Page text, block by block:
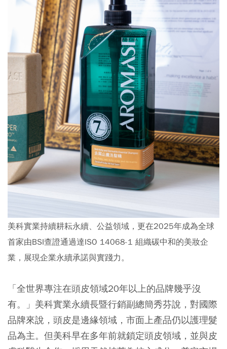
美科實業持續耕耘永續、公益領域，更在2025年成為全球
首家由BSI查證通過達ISO 14068-1 組織碳中和的美妝企
業，展現企業永續承諾與實踐力。
「全世界專注在頭皮領域20年以上的品牌幾乎沒
有。」美科實業永續長暨行銷副總簡秀芬說，對國際
品牌來說，頭皮是邊緣領域，市面上產品仍以護理髮
品為主。但美科早在多年前就鎖定頭皮領域，並與皮